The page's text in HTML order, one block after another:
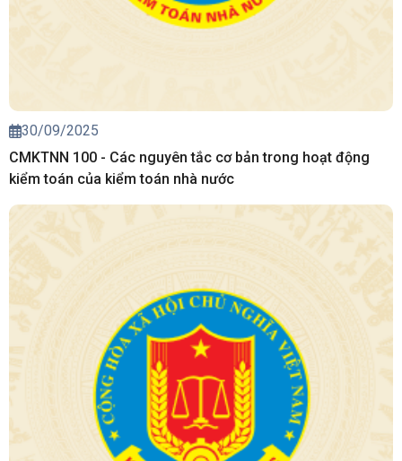
30/09/2025
CMKTNN 100 - Các nguyên tắc cơ bản trong hoạt động
kiểm toán của kiểm toán nhà nước